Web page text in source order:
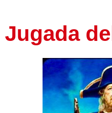
Jugada